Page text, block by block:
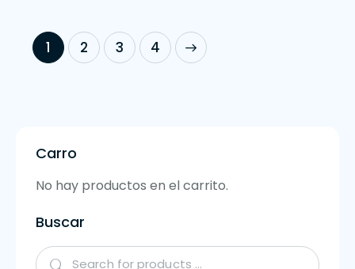
1 2 3 4
→
Carro
No hay productos en el carrito.
Buscar